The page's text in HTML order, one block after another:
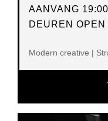
AANVANG 19:00
DEUREN OPEN
Modern creative |